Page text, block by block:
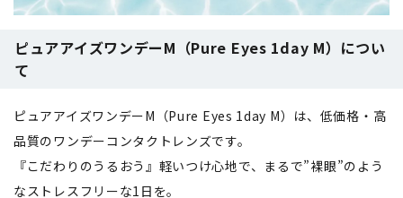
ピュアアイズワンデーM（Pure Eyes 1day M）につい
て
ピュアアイズワンデーM（Pure Eyes 1day M）は、低価格・高
品質のワンデーコンタクトレンズです。
『こだわりのうるおう』軽いつけ心地で、まるで”裸眼”のよう
なストレスフリーな1日を。